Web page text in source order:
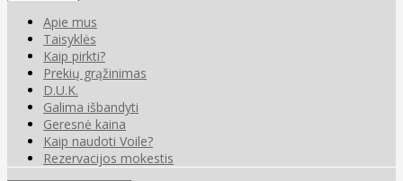
Apie mus
Taisyklės
Kaip pirkti?
Prekių grąžinimas
D.U.K.
Galima išbandyti
Geresnė kaina
Kaip naudoti Voile?
Rezervacijos mokestis